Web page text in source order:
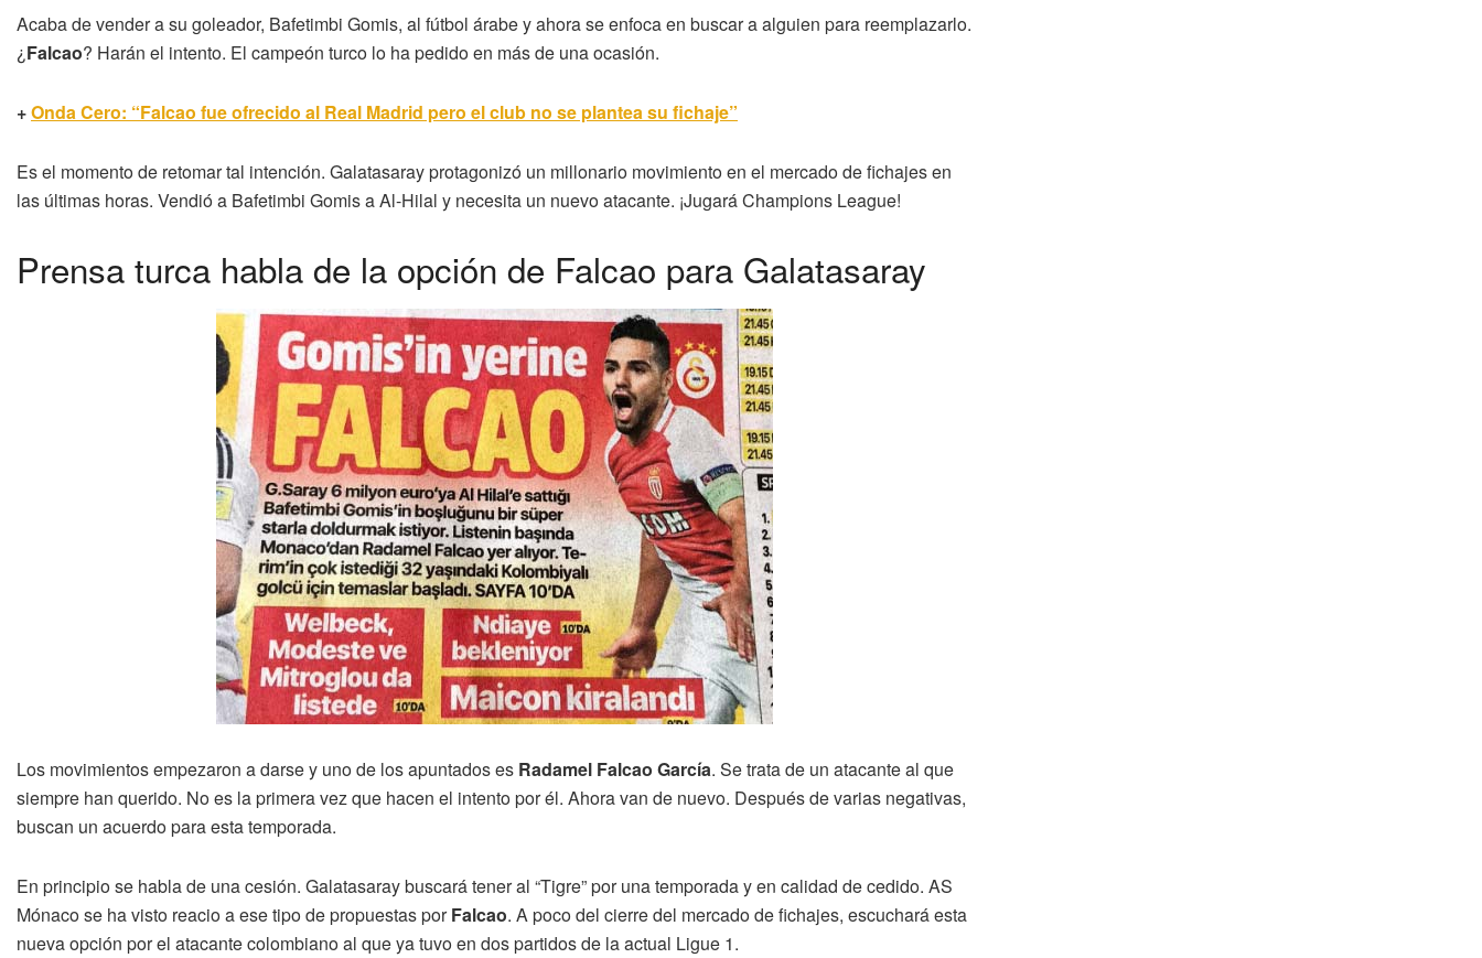
Acaba de vender a su goleador, Bafetimbi Gomis, al fútbol árabe y ahora se enfoca en buscar a alguien para reemplazarlo.
¿Falcao? Harán el intento. El campeón turco lo ha pedido en más de una ocasión.
+Onda Cero: “Falcao fue ofrecido al Real Madrid pero el club no se plantea su fichaje”
Es el momento de retomar tal intención. Galatasaray protagonizó un millonario movimiento en el mercado de fichajes en
las últimas horas. Vendió a Bafetimbi Gomis a Al-Hilal y necesita un nuevo atacante. ¡Jugará Champions League!
Prensa turca habla de la opción de Falcao para Galatasaray
Los movimientos empezaron a darse y uno de los apuntados es Radamel Falcao García. Se trata de un atacante al que
siempre han querido. No es la primera vez que hacen el intento por él. Ahora van de nuevo. Después de varias negativas,
buscan un acuerdo para esta temporada.
En principio se habla de una cesión. Galatasaray buscará tener al “Tigre” por una temporada y en calidad de cedido. AS
Mónaco se ha visto reacio a ese tipo de propuestas porFalcao. A poco del cierre del mercado de fichajes, escuchará esta
nueva opción por el atacante colombiano al que ya tuvo en dos partidos de la actual Ligue 1.